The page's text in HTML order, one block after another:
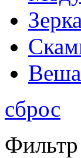
сброс
Фильтр